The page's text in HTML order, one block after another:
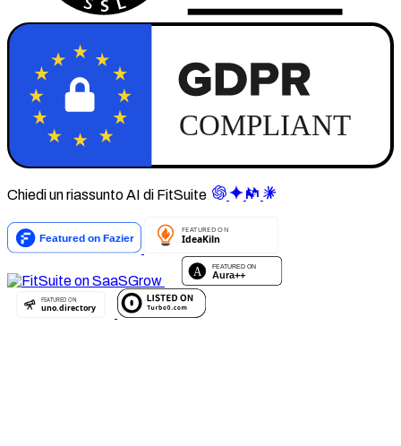
Chiedi un riassunto AI di FitSuite